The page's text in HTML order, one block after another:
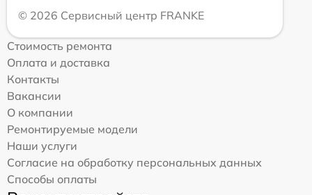
© 2026 Сервисный центр FRANKE
Стоимость ремонта
Оплата и доставка
Контакты
Вакансии
О компании
Ремонтируемые модели
Наши услуги
Согласие на обработку персональных данных
Способы оплаты